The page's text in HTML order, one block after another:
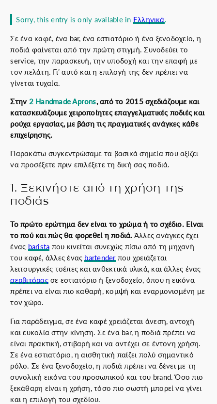
Sorry, this entry is only available in Ελληνικά.
Σε ένα καφέ, ένα bar, ένα εστιατόριο ή ένα ξενοδοχείο, η
ποδιά φαίνεται από την πρώτη στιγμή. Συνοδεύει το
service, την παρασκευή, την υποδοχή και την επαφή με
τον πελάτη. Γι’ αυτό και η επιλογή της δεν πρέπει να
γίνεται τυχαία.
Στην 2 Handmade Aprons, από το 2015 σχεδιάζουμε και
κατασκευάζουμε χειροποίητες επαγγελματικές ποδιές και
ρούχα εργασίας, με βάση τις πραγματικές ανάγκες κάθε
επιχείρησης.
Παρακάτω συγκεντρώσαμε τα βασικά σημεία που αξίζει
να προσέξετε πριν επιλέξετε τη δική σας ποδιά.
1. Ξεκινήστε από τη χρήση της
ποδιάς
Το πρώτο ερώτημα δεν είναι το χρώμα ή το σχέδιο. Είναι
το πού και πώς θα φορεθεί η ποδιά. Άλλες ανάγκες έχει
ένας barista που κινείται συνεχώς πίσω από τη μηχανή
του καφέ, άλλες ένας bartenderπου χρειάζεται
λειτουργικές τσέπες και ανθεκτικά υλικά, και άλλες ένας
σερβιτόροςσε εστιατόριο ή ξενοδοχείο, όπου η εικόνα
πρέπει να είναι πιο καθαρή, κομψή και εναρμονισμένη με
τον χώρο.
Για παράδειγμα, σε ένα καφέ χρειάζεται άνεση, αντοχή
και ευκολία στην κίνηση. Σε ένα bar, η ποδιά πρέπει να
είναι πρακτική, στιβαρή και να αντέχει σε έντονη χρήση.
Σε ένα εστιατόριο, η αισθητική παίζει πολύ σημαντικό
ρόλο. Σε ένα ξενοδοχείο, η ποδιά πρέπει να δένει με τη
συνολική εικόνα του προσωπικού και του brand. Όσο πιο
ξεκάθαρη είναι η χρήση, τόσο πιο σωστή μπορεί να γίνει
και η επιλογή του σχεδίου.